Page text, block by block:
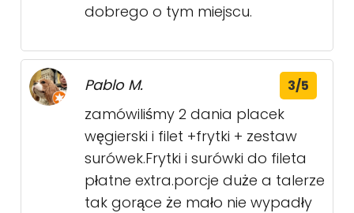
dobrego o tym miejscu.
Pablo M. 3/5
zamówiliśmy 2 dania placek
węgierski i filet +frytki + zestaw
surówek.Frytki i surówki do fileta
płatne extra.porcje duże a talerze
tak gorące że mało nie wypadły